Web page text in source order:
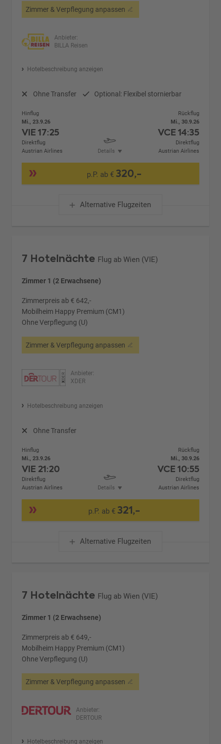
Zimmer & Verpflegung anpassen
Anbieter:
BILLA Reisen
Hotelbeschreibung anzeigen
Ohne Transfer Optional: Flexibel stornierbar
Hinflug
Mi., 23.9.26
VIE17:25
Direktflug
Austrian Airlines
Details
Rückflug
Mi., 30.9.26
VCE 14:35
Direktflug
Austrian Airlines
p.P. ab € 320,-
Alternative Flugzeiten
7 Hotelnächte Flug ab Wien (VIE)
Zimmer 1 (2 Erwachsene)
Zimmerpreis ab € 642,-
Mobilheim Happy Premium (CM1)
Ohne Verpflegung (U)
Zimmer & Verpflegung anpassen
Anbieter:
XDER
Hotelbeschreibung anzeigen
Ohne Transfer
Hinflug
Mi., 23.9.26
VIE 21:20
Direktflug
Austrian Airlines
Details
Rückflug
Mi., 30.9.26
VCE 10:55
Direktflug
Austrian Airlines
p.P. ab € 321,-
Alternative Flugzeiten
7 Hotelnächte Flug ab Wien (VIE)
Zimmer 1 (2 Erwachsene)
Zimmerpreis ab € 649,-
Mobilheim Happy Premium (CM1)
Ohne Verpflegung (U)
Zimmer & Verpflegung anpassen
Anbieter:
DERTOUR
Hotelbeschreibung anzeigen